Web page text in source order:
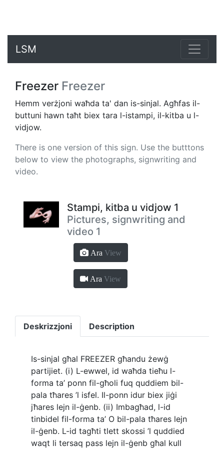
LSM
Freezer Freezer
Hemm verżjoni waħda ta' dan is-sinjal. Agħfas il-
buttuni hawn taħt biex tara l-istampi, il-kitba u l-
vidjow.
There is one version of this sign. Use the butttons
below to view the photographs, signwriting and
video.
Stampi, kitba u vidjow 1
Pictures, signwriting and
video 1
Ara View
Ara View
Deskrizzjoni Description
Is-sinjal għal FREEZER għandu żewġ
partijiet. (i) L-ewwel, id waħda tieħu l-
forma ta’ ponn fil-għoli fuq quddiem bil-
pala tħares ’l isfel. Il-ponn idur biex jiġi
jħares lejn il-ġenb. (ii) Imbagħad, l-id
tinbidel fil-forma ta’ O bil-pala tħares lejn
il-ġenb. L-id tagħti tlett skossi ’l quddied
waqt li tersaq pass lejn il-ġenb għal kull